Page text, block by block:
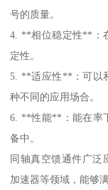
号的质量。
4. **相位稳定性**：
定性。
5. **适应性**：可以
种不同的应用场合。
6. **性能**：能在率
备中。
同轴真空馈通件广泛
加速器等领域，能够